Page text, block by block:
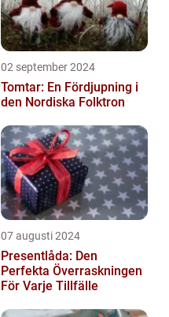
02 september 2024
Tomtar: En Fördjupning i
den Nordiska Folktron
07 augusti 2024
Presentlåda: Den
Perfekta Överraskningen
För Varje Tillfälle